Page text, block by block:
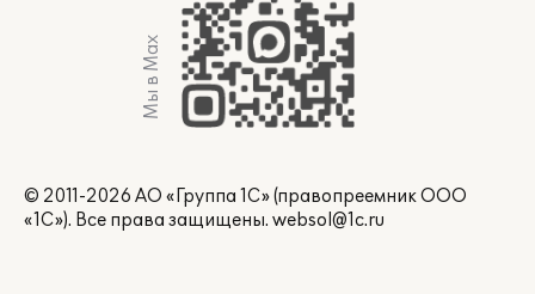
Мы в Max
© 2011-2026 АО «Группа 1С» (правопреемник ООО
«1С»). Все права защищены. websol@1c.ru